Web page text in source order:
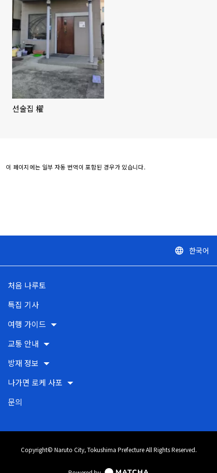
선술집 櫂
이 페이지에는 일부 자동 번역이 포함된 경우가 있습니다.
language 한국어
처음 나루토
특집 기사
여행 가이드
교통 안내
방재 정보
나가면 로케 사포
문의
Copyright© Naruto City, Tokushima Prefecture All Rights Reserved.